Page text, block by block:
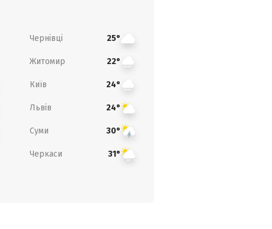
Чернівці 25°
Житомир 22°
Київ 24°
Львів 24°
Суми 30°
Черкаси 31°